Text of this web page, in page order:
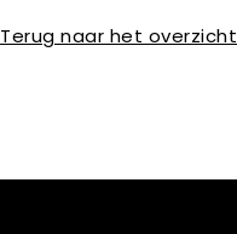
Terug naar het overzicht